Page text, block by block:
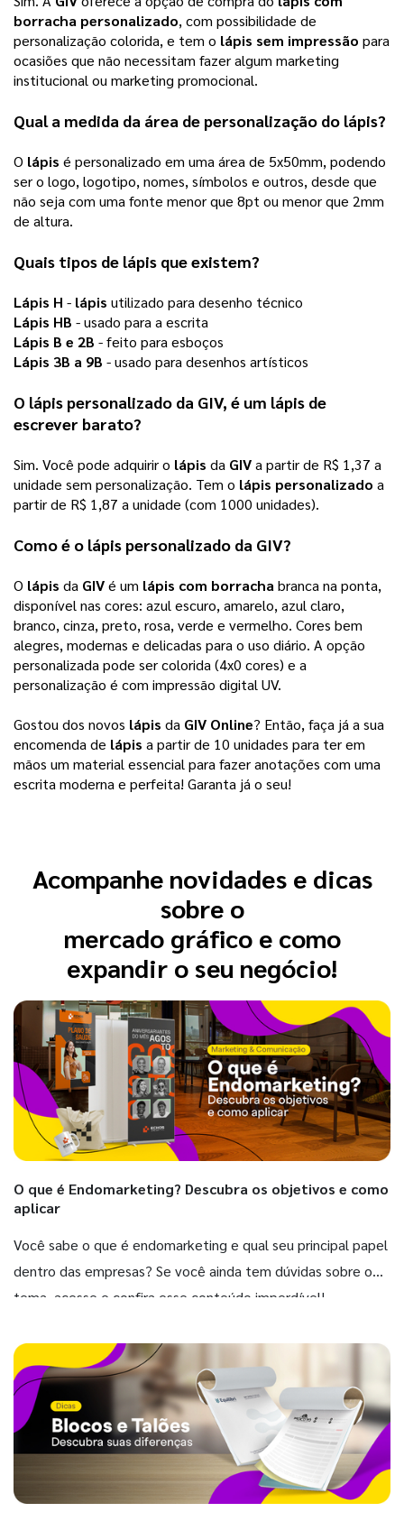
borracha personalizado, com possibilidade de
personalização colorida, e tem o lápis sem impressão para
ocasiões que não necessitam fazer algum marketing
institucional ou marketing promocional.
Qual a medida da área de personalização do lápis?
O lápis é personalizado em uma área de 5x50mm, podendo
ser o logo, logotipo, nomes, símbolos e outros, desde que
não seja com uma fonte menor que 8pt ou menor que 2mm
de altura.
Quais tipos de lápis que existem?
Lápis H - lápis utilizado para desenho técnico
Lápis HB - usado para a escrita
Lápis B e 2B - feito para esboços
Lápis 3B a 9B - usado para desenhos artísticos
O lápis personalizado da GIV, é um lápis de
escrever barato?
Sim. Você pode adquirir o lápis da GIV a partir de R$ 1,37 a
unidade sem personalização. Tem o lápis personalizado a
partir de R$ 1,87 a unidade (com 1000 unidades).
Como é o lápis personalizado da GIV?
O lápis da GIV é um lápis com borracha branca na ponta,
disponível nas cores: azul escuro, amarelo, azul claro,
branco, cinza, preto, rosa, verde e vermelho. Cores bem
alegres, modernas e delicadas para o uso diário. A opção
personalizada pode ser colorida (4x0 cores) e a
personalização é com impressão digital UV.
Gostou dos novos lápis da GIV Online? Então, faça já a sua
encomenda de lápis a partir de 10 unidades para ter em
mãos um material essencial para fazer anotações com uma
escrita moderna e perfeita! Garanta já o seu!
Acompanhe novidades e dicas
sobre o
mercado gráfico e como
expandir o seu negócio!
O que é Endomarketing? Descubra os objetivos e como
aplicar
Você sabe o que é endomarketing e qual seu principal papel
dentro das empresas? Se você ainda tem dúvidas sobre o
tema, acesse e confira esse conteúdo imperdível!